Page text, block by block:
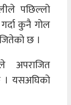
पछिल्लो
कुनै गोल
छ ।
अपराजित
। यसअघिको